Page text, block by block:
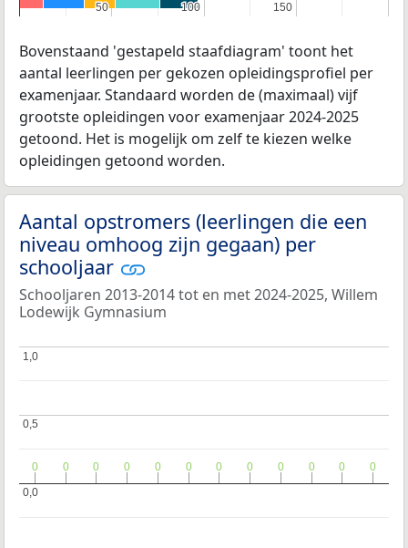
50
50 100
100 150
150
Bovenstaand 'gestapeld staafdiagram' toont het
aantal leerlingen per gekozen opleidingsprofiel per
examenjaar. Standaard worden de (maximaal) vijf
grootste opleidingen voor examenjaar 2024-2025
getoond. Het is mogelijk om zelf te kiezen welke
opleidingen getoond worden.
Aantal opstromers (leerlingen die een
niveau omhoog zijn gegaan) per
schooljaar
Schooljaren 2013-2014 tot en met 2024-2025, Willem
Lodewijk Gymnasium
0,0
0,0
0,5
0,5
1,0
1,0
0
0 0
0 0
0 0
0 0
0 0
0 0
0 0
0 0
0 0
0 0
0 0
0